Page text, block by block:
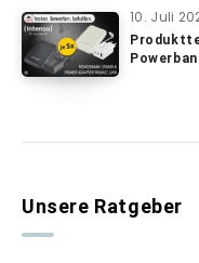
10. Juli
Unsere Ratgeber